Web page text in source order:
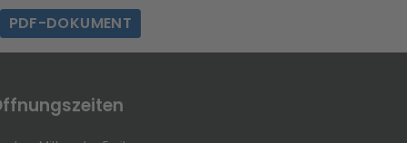
PDF-DOKUMENT